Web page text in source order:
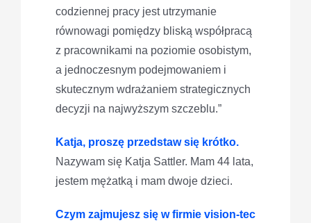
codziennej pracy jest utrzymanie
równowagi pomiędzy bliską współpracą
z pracownikami na poziomie osobistym,
a jednoczesnym podejmowaniem i
skutecznym wdrażaniem strategicznych
decyzji na najwyższym szczeblu.”
Katja, proszę przedstaw się krótko.
Nazywam się Katja Sattler. Mam 44 lata,
jestem mężatką i mam dwoje dzieci.
Czym zajmujesz się w firmie vision-tec